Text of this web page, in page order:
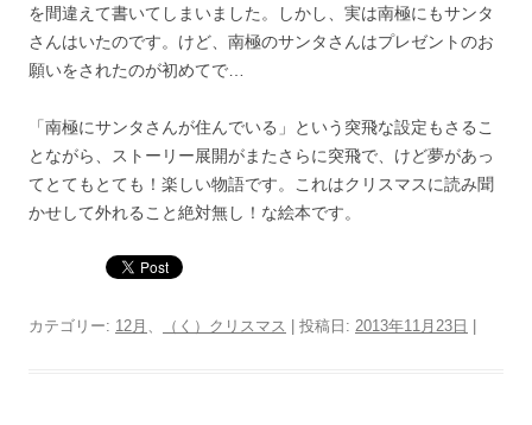
を間違えて書いてしまいました。しかし、実は南極にもサンタ
さんはいたのです。けど、南極のサンタさんはプレゼントのお
願いをされたのが初めてで…
「南極にサンタさんが住んでいる」という突飛な設定もさるこ
とながら、ストーリー展開がまたさらに突飛で、けど夢があっ
てとてもとても！楽しい物語です。これはクリスマスに読み聞
かせして外れること絶対無し！な絵本です。
カテゴリー: 12月 、 （く）クリスマス | 投稿日: 2013年11月23日